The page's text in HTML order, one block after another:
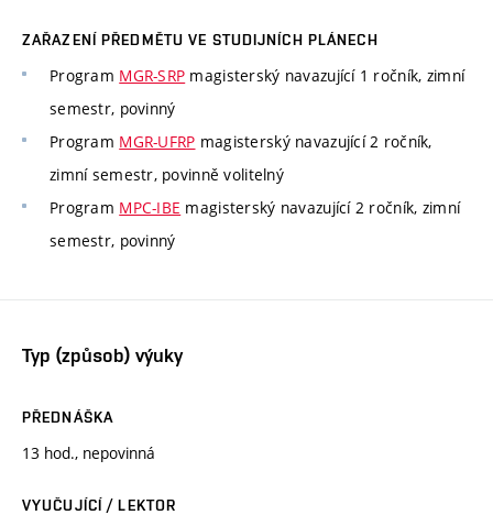
ZAŘAZENÍ PŘEDMĚTU VE STUDIJNÍCH PLÁNECH
Program MGR-SRP magisterský navazující 1 ročník, zimní
semestr, povinný
Program MGR-UFRP magisterský navazující 2 ročník,
zimní semestr, povinně volitelný
Program MPC-IBE magisterský navazující 2 ročník, zimní
semestr, povinný
Typ (způsob) výuky
PŘEDNÁŠKA
13 hod., nepovinná
VYUČUJÍCÍ / LEKTOR